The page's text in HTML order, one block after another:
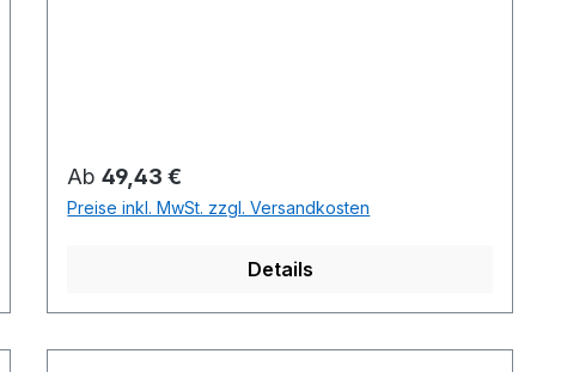
Regulärer Preis:
Ab49,43 €
Preise inkl. MwSt. zzgl. Versandkosten
Details